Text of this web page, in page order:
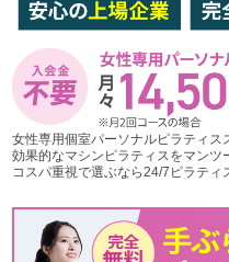
女性専用個室パーソナルピラティス
効果的なマシンピラティスをマンツ
コスパ重視で選ぶなら24/7ピラティ